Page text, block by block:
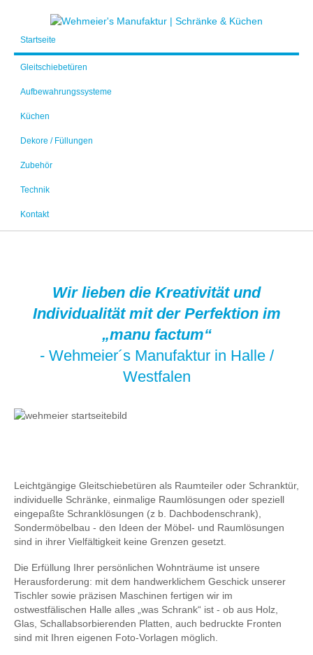
Startseite
Gleitschiebetüren
Aufbewahrungssysteme
Küchen
Dekore / Füllungen
Zubehör
Technik
Kontakt
Wir lieben die Kreativität und
Individualität mit der Perfektion im
„manu factum“
- Wehmeier´s Manufaktur in Halle /
Westfalen
Leichtgängige Gleitschiebetüren als Raumteiler oder Schranktür,
individuelle Schränke, einmalige Raumlösungen oder speziell
eingepaßte Schranklösungen (z b. Dachbodenschrank),
Sondermöbelbau - den Ideen der Möbel- und Raumlösungen
sind in ihrer Vielfältigkeit keine Grenzen gesetzt.
Die Erfüllung Ihrer persönlichen Wohnträume ist unsere
Herausforderung: mit dem handwerklichem Geschick unserer
Tischler sowie präzisen Maschinen fertigen wir im
ostwestfälischen Halle alles „was Schrank“ ist - ob aus Holz,
Glas, Schallabsorbierenden Platten, auch bedruckte Fronten
sind mit Ihren eigenen Foto-Vorlagen möglich.